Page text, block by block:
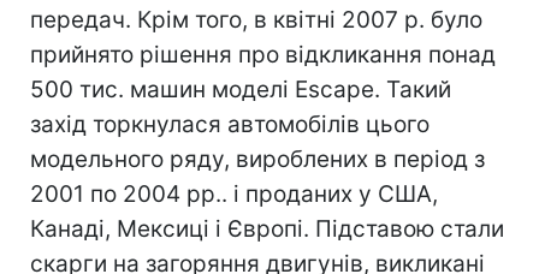
передач. Крім того, в квітні 2007 р. було
прийнято рішення про відкликання понад
500 тис. машин моделі Escape. Такий
захід торкнулася автомобілів цього
модельного ряду, вироблених в період з
2001 по 2004 рр.. і проданих у США,
Канаді, Мексиці і Європі. Підставою стали
скарги на загоряння двигунів, викликані